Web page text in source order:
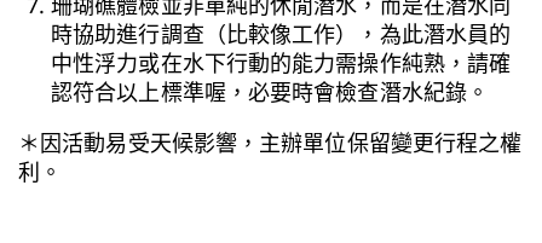
時協助進行調查（比較像工作），為此潛水員的
中性浮力或在水下行動的能力需操作純熟，請確
認符合以上標準喔，必要時會檢查潛水紀錄。
＊因活動易受天候影響，主辦單位保留變更行程之權
利。